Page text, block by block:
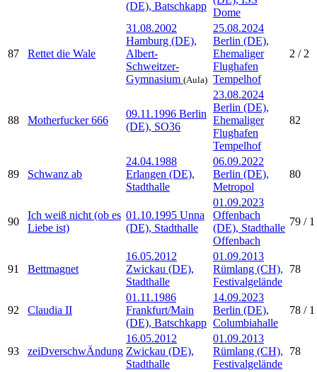
(DE), Batschkapp
Dome
87 Rettet die Wale
31.08.2002
Hamburg (DE),
Albert-
Schweitzer-
Gymnasium (Aula)
25.08.2024
Berlin (DE),
Ehemaliger
Flughafen
Tempelhof
2 / 2
88 Motherfucker 666
09.11.1996 Berlin
(DE), SO36
23.08.2024
Berlin (DE),
Ehemaliger
Flughafen
Tempelhof
82
89 Schwanz ab
24.04.1988
Erlangen (DE),
Stadthalle
06.09.2022
Berlin (DE),
Metropol
80
90
Ich weiß nicht (ob es
Liebe ist)
01.10.1995 Unna
(DE), Stadthalle
01.09.2023
Offenbach
(DE), Stadthalle
Offenbach
79 / 1
91 Bettmagnet
16.05.2012
Zwickau (DE),
Stadthalle
01.09.2013
Rümlang (CH),
Festivalgelände
78
92 Claudia II
01.11.1986
Frankfurt/Main
(DE), Batschkapp
14.09.2023
Berlin (DE),
Columbiahalle
78 / 1
93 zeiDverschwÄndung
16.05.2012
Zwickau (DE),
Stadthalle
01.09.2013
Rümlang (CH),
Festivalgelände
78